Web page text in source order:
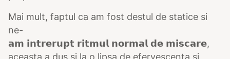
Mai mult, faptul ca am fost destul de statice si
ne-
𝗮𝗺 𝗶𝗻𝘁𝗿𝗲𝗿𝘂𝗽𝘁 𝗿𝗶𝘁𝗺𝘂𝗹 𝗻𝗼𝗿𝗺𝗮𝗹 𝗱𝗲 𝗺𝗶𝘀𝗰𝗮𝗿𝗲,
aceasta a dus si la o lipsa de efervescenta si